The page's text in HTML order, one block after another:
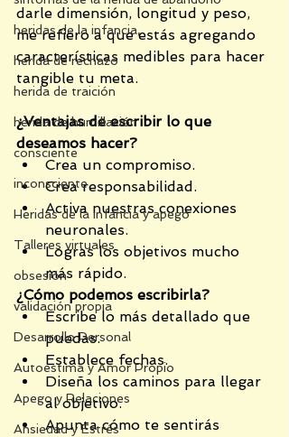
heridas de la infancia,
herida de rechazo
herida de traición
herida de humillación
consciente
inconsciente
Heridas de la infancia y apego
Talleres virtuales
obsesión
validación propia
Desarrollo Personal
Autoestima y Amor Propio
Apego y Relaciones
Ansiedad y Estrés
darle dimensión, longitud y peso,
me refiero a que estás agregando
características medibles para hacer
tangible tu meta.
¿Ventajas de escribir lo que
deseamos hacer?
Crea un compromiso.
Crea responsabilidad.
Activa nuestras conexiones
neuronales.
Logras los objetivos mucho
más rápido.
¿Cómo podemos escribirla?
Escribe lo más detallado que
puedas.
Establece fechas.
Diseña los caminos para llegar
al objetivo.
Apunta cómo te sentirás